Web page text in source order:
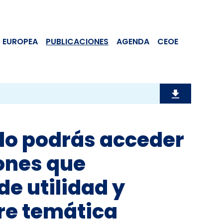
PUBLICACIONES AGENDA CEOE
podrás acceder
que
utilidad y
temática